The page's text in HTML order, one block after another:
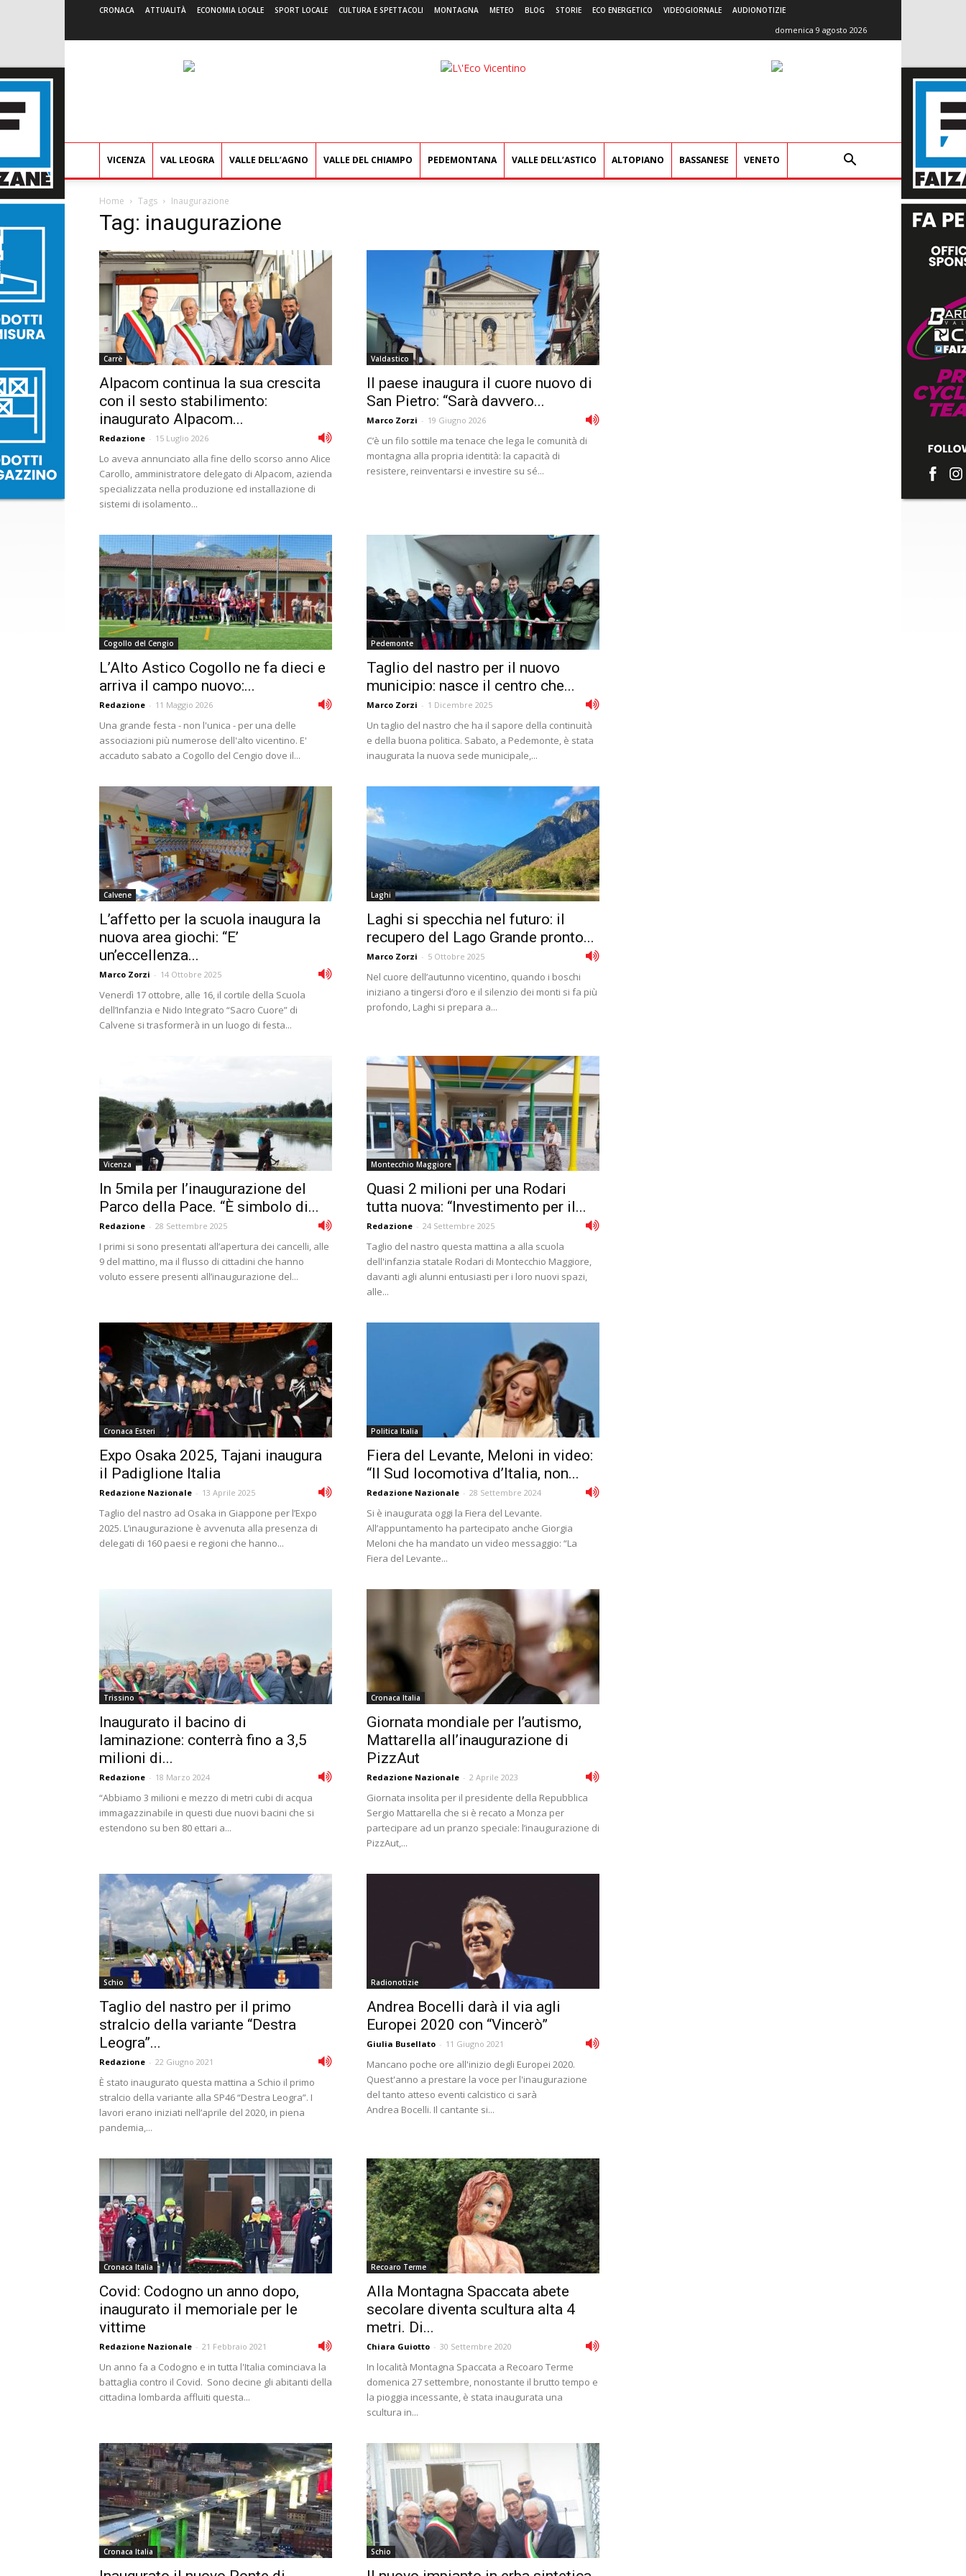
CRONACA ATTUALITÀ ECONOMIA LOCALE SPORT LOCALE CULTURA E SPETTACOLI MONTAGNA METEO BLOG STORIE ECO ENERGETICO VIDEOGIORNALE AUDIONOTIZIE
domenica 9 agosto 2026
L'Eco
VICENZA VAL LEOGRA VALLE DELL’AGNO VALLE DEL CHIAMPO PEDEMONTANA VALLE DELL’ASTICO ALTOPIANO BASSANESE VENETO
Home Tags Inaugurazione
Tag: inaugurazione
Carrè
Alpacom continua la sua crescita
con il sesto stabilimento:
inaugurato Alpacom...
Redazione - 15 Luglio 2026
Lo aveva annunciato alla fine dello scorso anno Alice
Carollo, amministratore delegato di Alpacom, azienda
specializzata nella produzione ed installazione di
sistemi di isolamento...
Valdastico
Il paese inaugura il cuore nuovo di
San Pietro: “Sarà davvero...
Marco Zorzi - 19 Giugno 2026
C’è un filo sottile ma tenace che lega le comunità di
montagna alla propria identità: la capacità di
resistere, reinventarsi e investire su sé...
Cogollo del Cengio
L’Alto Astico Cogollo ne fa dieci e
arriva il campo nuovo:...
Redazione - 11 Maggio 2026
Una grande festa - non l'unica - per una delle
associazioni più numerose dell'alto vicentino. E'
accaduto sabato a Cogollo del Cengio dove il...
Pedemonte
Taglio del nastro per il nuovo
municipio: nasce il centro che...
Marco Zorzi - 1 Dicembre 2025
Un taglio del nastro che ha il sapore della continuità
e della buona politica. Sabato, a Pedemonte, è stata
inaugurata la nuova sede municipale,...
Calvene
L’affetto per la scuola inaugura la
nuova area giochi: “E’
un’eccellenza...
Marco Zorzi - 14 Ottobre 2025
Venerdì 17 ottobre, alle 16, il cortile della Scuola
dell’Infanzia e Nido Integrato “Sacro Cuore” di
Calvene si trasformerà in un luogo di festa...
Laghi
Laghi si specchia nel futuro: il
recupero del Lago Grande pronto...
Marco Zorzi - 5 Ottobre 2025
Nel cuore dell’autunno vicentino, quando i boschi
iniziano a tingersi d’oro e il silenzio dei monti si fa più
profondo, Laghi si prepara a...
Vicenza
In 5mila per l’inaugurazione del
Parco della Pace. “È simbolo di...
Redazione - 28 Settembre 2025
I primi si sono presentati all’apertura dei cancelli, alle
9 del mattino, ma il flusso di cittadini che hanno
voluto essere presenti all’inaugurazione del...
Montecchio Maggiore
Quasi 2 milioni per una Rodari
tutta nuova: “Investimento per il...
Redazione - 24 Settembre 2025
Taglio del nastro questa mattina a alla scuola
dell'infanzia statale Rodari di Montecchio Maggiore,
davanti agli alunni entusiasti per i loro nuovi spazi,
alle...
Cronaca Esteri
Expo Osaka 2025, Tajani inaugura
il Padiglione Italia
Redazione Nazionale - 13 Aprile 2025
Taglio del nastro ad Osaka in Giappone per l’Expo
2025. L’inaugurazione è avvenuta alla presenza di
delegati di 160 paesi e regioni che hanno...
Politica Italia
Fiera del Levante, Meloni in video:
“Il Sud locomotiva d’Italia, non...
Redazione Nazionale - 28 Settembre 2024
Si è inaugurata oggi la Fiera del Levante.
All’appuntamento ha partecipato anche Giorgia
Meloni che ha mandato un video messaggio: “La
Fiera del Levante...
Trissino
Inaugurato il bacino di
laminazione: conterrà fino a 3,5
milioni di...
Redazione - 18 Marzo 2024
“Abbiamo 3 milioni e mezzo di metri cubi di acqua
immagazzinabile in questi due nuovi bacini che si
estendono su ben 80 ettari a...
Cronaca Italia
Giornata mondiale per l’autismo,
Mattarella all’inaugurazione di
PizzAut
Redazione Nazionale - 2 Aprile 2023
Giornata insolita per il presidente della Repubblica
Sergio Mattarella che si è recato a Monza per
partecipare ad un pranzo speciale: l’inaugurazione di
PizzAut,...
Schio
Taglio del nastro per il primo
stralcio della variante “Destra
Leogra”...
Redazione - 22 Giugno 2021
È stato inaugurato questa mattina a Schio il primo
stralcio della variante alla SP46 “Destra Leogra”. I
lavori erano iniziati nell’aprile del 2020, in piena
pandemia,...
Radionotizie
Andrea Bocelli darà il via agli
Europei 2020 con “Vincerò”
Giulia Busellato - 11 Giugno 2021
Mancano poche ore all'inizio degli Europei 2020.
Quest'anno a prestare la voce per l'inaugurazione
del tanto atteso eventi calcistico ci sarà
Andrea Bocelli. Il cantante si...
Cronaca Italia
Covid: Codogno un anno dopo,
inaugurato il memoriale per le
vittime
Redazione Nazionale - 21 Febbraio 2021
Un anno fa a Codogno e in tutta l'Italia cominciava la
battaglia contro il Covid. Sono decine gli abitanti della
cittadina lombarda affluiti questa...
Recoaro Terme
Alla Montagna Spaccata abete
secolare diventa scultura alta 4
metri. Di...
Chiara Guiotto - 30 Settembre 2020
In località Montagna Spaccata a Recoaro Terme
domenica 27 settembre, nonostante il brutto tempo e
la pioggia incessante, è stata inaugurata una
scultura in...
Cronaca Italia Schio